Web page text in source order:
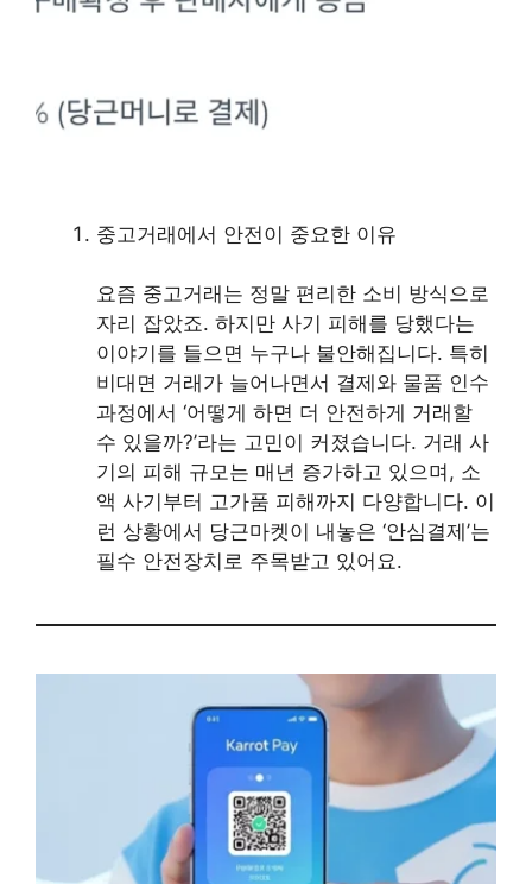
중고거래에서 안전이 중요한 이유
요즘 중고거래는 정말 편리한 소비 방식으로
자리 잡았죠. 하지만 사기 피해를 당했다는
이야기를 들으면 누구나 불안해집니다. 특히
비대면 거래가 늘어나면서 결제와 물품 인수
과정에서 ‘어떻게 하면 더 안전하게 거래할
수 있을까?’라는 고민이 커졌습니다. 거래 사
기의 피해 규모는 매년 증가하고 있으며, 소
액 사기부터 고가품 피해까지 다양합니다. 이
런 상황에서 당근마켓이 내놓은 ‘안심결제’는
필수 안전장치로 주목받고 있어요.